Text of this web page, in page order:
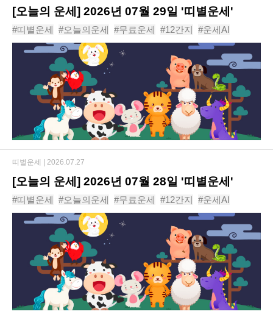
[오늘의 운세] 2026년 07월 29일 '띠별운세'
#띠별운세 #오늘의운세 #무료운세 #12간지 #운세AI
#동물운세 #운세 #신년운세 #사주 #년도운세
[오늘의 운세] 2026년 07월 28일 '띠별운세'
#띠별운세 #오늘의운세 #무료운세 #12간지 #운세AI
#동물운세 #운세 #신년운세 #사주 #년도운세
띠별운세 | 2026.07.27